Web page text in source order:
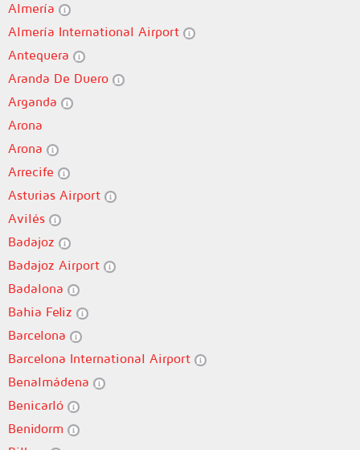
Almería
Almería International Airport
Antequera
Aranda De Duero
Arganda
Arona
Arona
Arrecife
Asturias Airport
Avilés
Badajoz
Badajoz Airport
Badalona
Bahia Feliz
Barcelona
Barcelona International Airport
Benalmádena
Benicarló
Benidorm